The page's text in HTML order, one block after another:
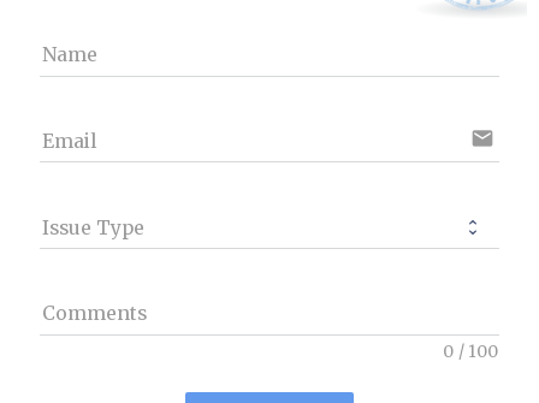
Name
Email email
Issue Type
Comments
0 / 100